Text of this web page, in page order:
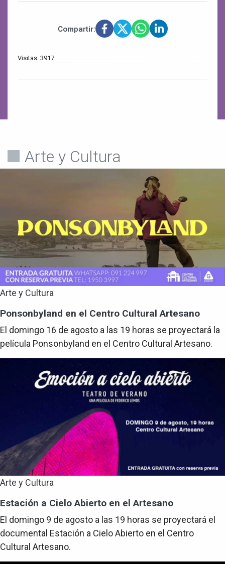
Compartir:
Visitas: 3917
Arte y Cultura
Arte y Cultura
Ponsonbyland en el Centro Cultural Artesano
El domingo 16 de agosto a las 19 horas se proyectará la
película Ponsonbyland en el Centro Cultural Artesano.
Arte y Cultura
Estación a Cielo Abierto en el Artesano
El domingo 9 de agosto a las 19 horas se proyectará el
documental Estación a Cielo Abierto en el Centro
Cultural Artesano.